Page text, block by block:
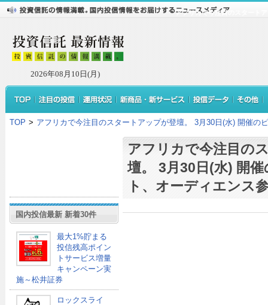
2026年08月10日(月)
アフリカで今注目のスタート
TOP > アフリカで今注目のスタートアップが登壇。 3月30日(水) 開催の
国内投信最新 新着30件
最大1%貯まる
投信残高ポイン
トサービス増量
キャンペーン実
施～松井証券
ロックスライ
アフリカで今注目の
壇。 3月30日(水) 開
ト、オーディエンス